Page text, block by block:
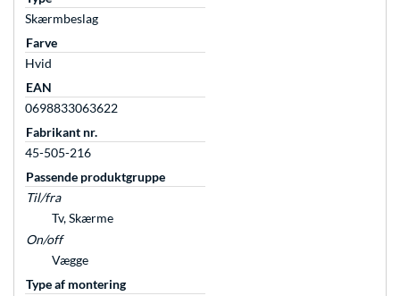
Skærmbeslag
Farve
Hvid
EAN
0698833063622
Fabrikant nr.
45-505-216
Passende produktgruppe
Til/fra
Tv, Skærme
On/off
Vægge
Type af montering